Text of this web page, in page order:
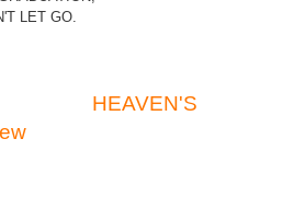
LET GO.
HEAVEN'S